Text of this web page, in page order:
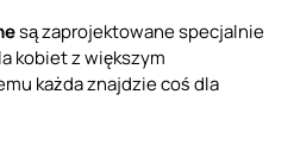
są zaprojektowane specjalnie
kobiet z większym
każda znajdzie coś dla